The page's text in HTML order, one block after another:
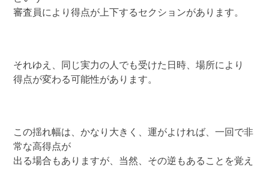
審査員により得点が上下するセクションがあります。
それゆえ、同じ実力の人でも受けた日時、場所により
得点が変わる可能性があります。
この揺れ幅は、かなり大きく、運がよければ、一回で非
常な高得点が
出る場合もありますが、当然、その逆もあることを覚え